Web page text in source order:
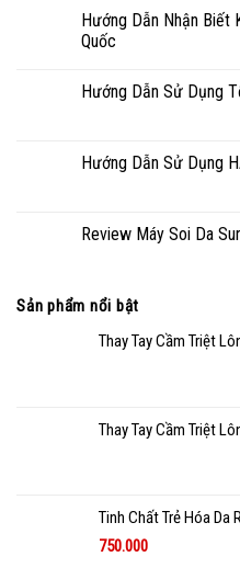
Hướng Dẫn Nhận Biết
Quốc
Hướng Dẫn Sử Dụng
Hướng Dẫn Sử Dụng
Review Máy Soi Da
Sản phẩm nổi bật
Thay Tay Cầm Triệt
Thay Tay Cầm Triệt
Tinh Chất Trẻ Hóa Da
750.000